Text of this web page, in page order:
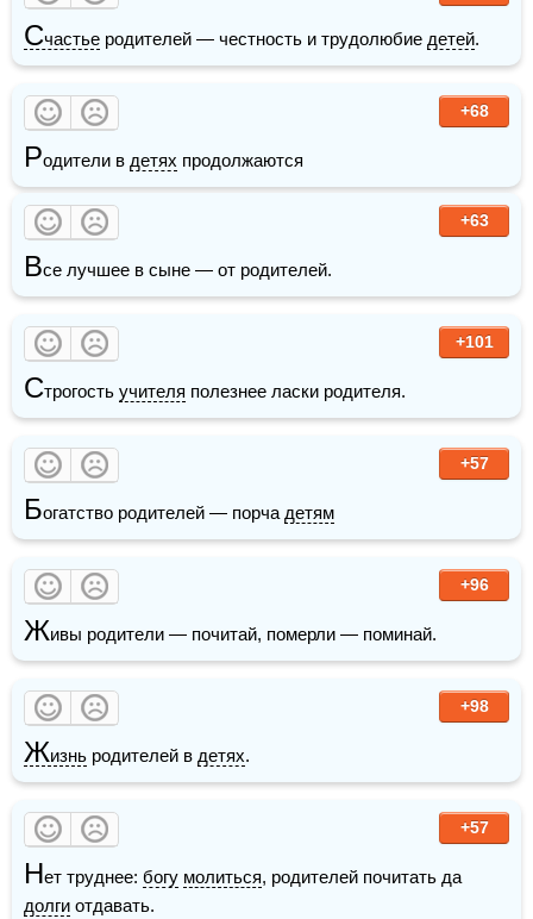
Счастье родителей — честность и трудолюбие детей.
+68
Родители в детях продолжаются
+63
Все лучшее в сыне — от родителей.
+101
Строгость учителя полезнее ласки родителя.
+57
Богатство родителей — порча детям
+96
Живы родители — почитай, померли — поминай.
+98
Жизнь родителей в детях.
+57
Нет труднее: богу молиться
долги отдавать.